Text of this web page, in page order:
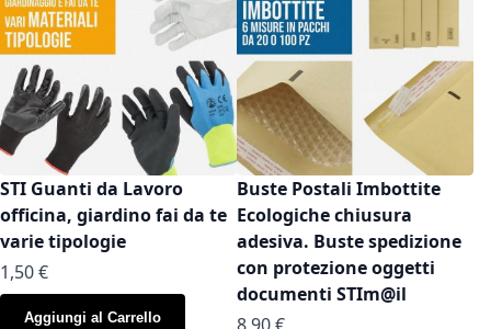
STI Guanti da Lavoro
officina, giardino fai da te
varie tipologie
As low as
1,50 €
Aggiungi al Carrello
Buste Postali Imbottite
Ecologiche chiusura
adesiva. Buste spedizione
con protezione oggetti
documenti STIm@il
As low as